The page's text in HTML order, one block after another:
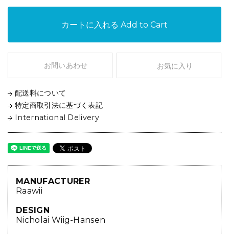
カートに入れる Add to Cart
お問いあわせ お気に入り
配送料について
特定商取引法に基づく表記
International Delivery
MANUFACTURER
Raawii
DESIGN
Nicholai Wiig-Hansen